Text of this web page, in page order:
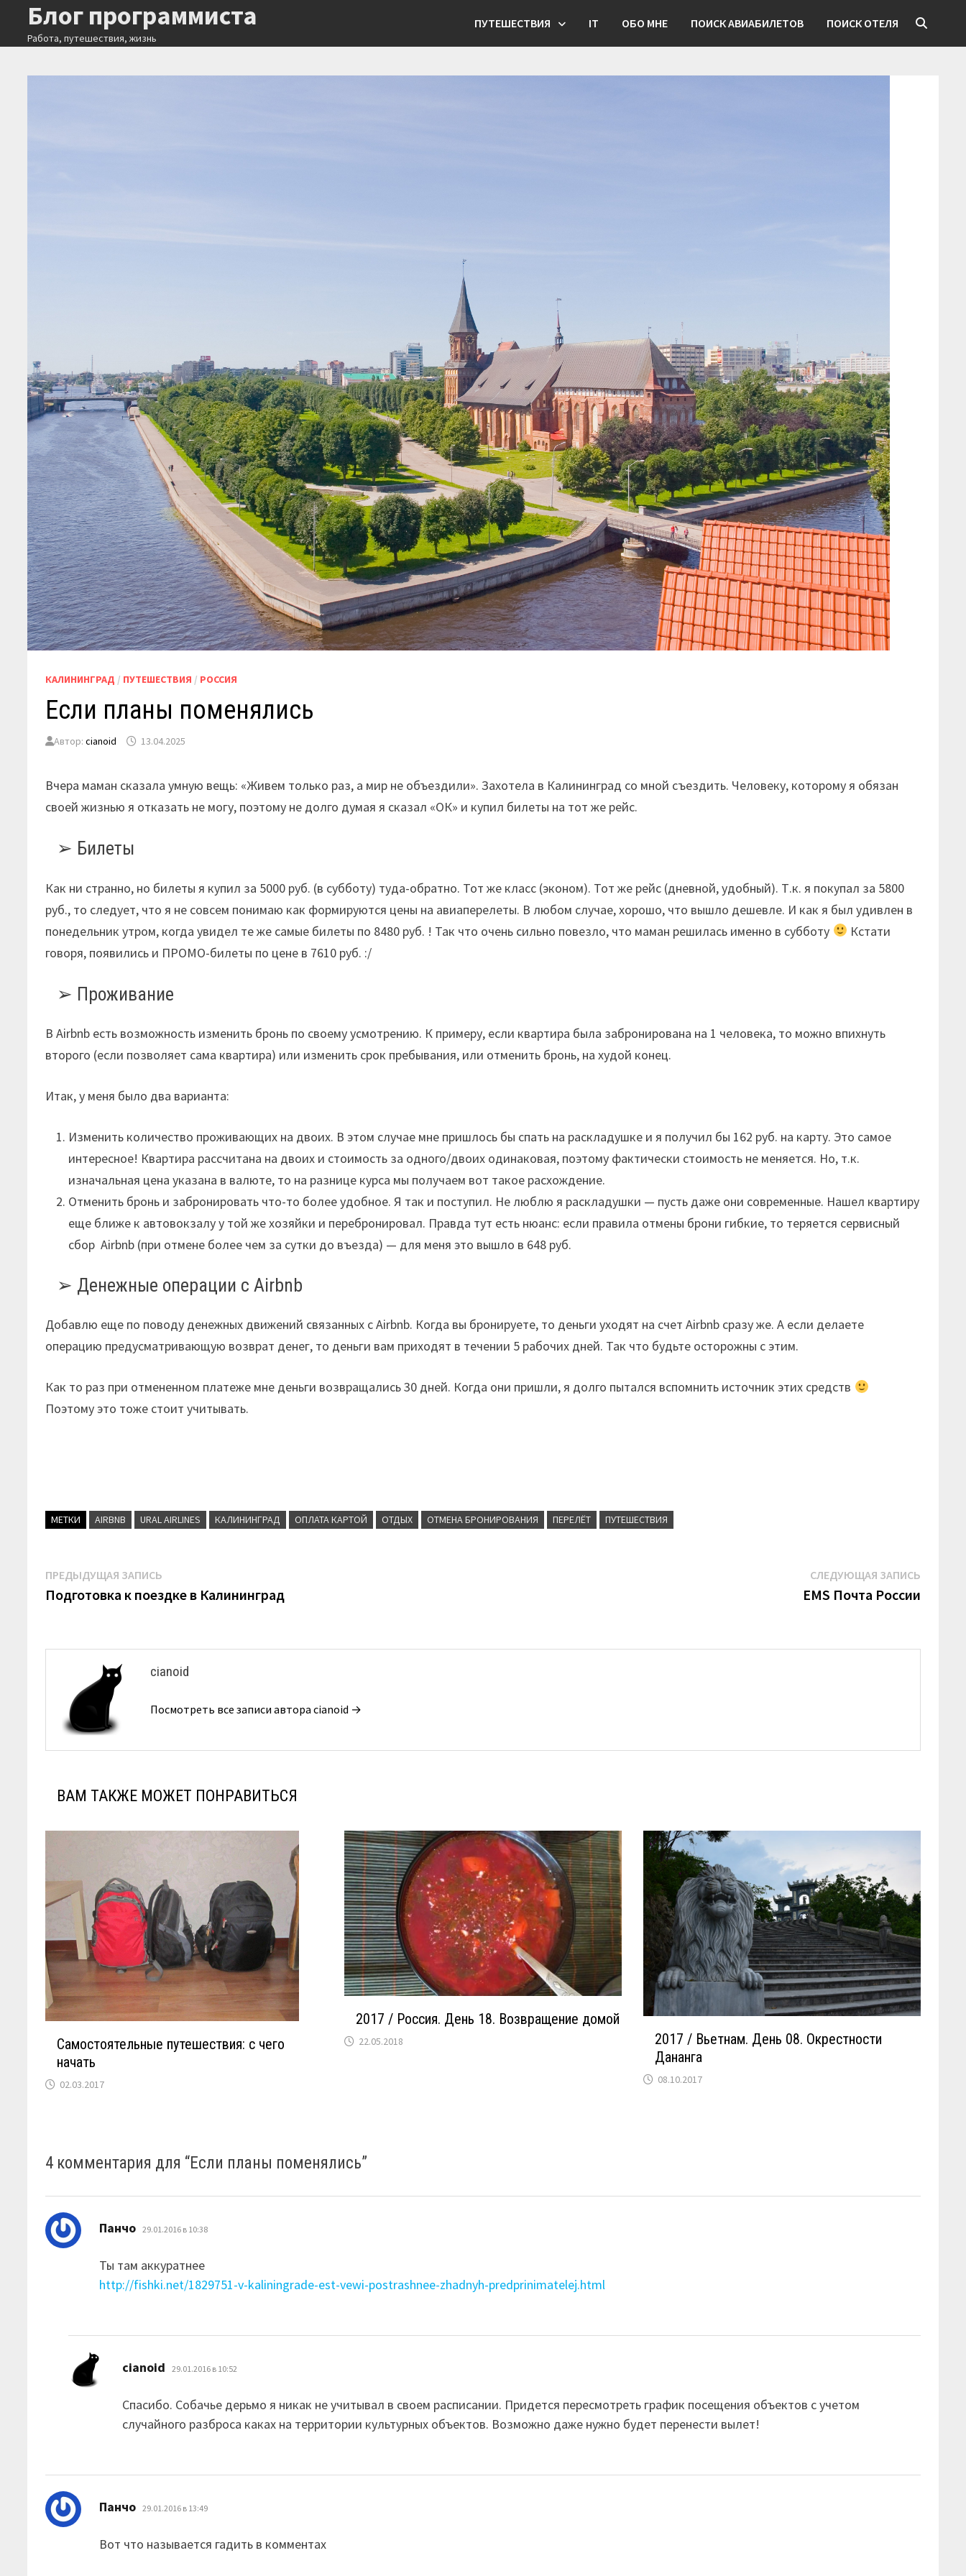
Перейти
содержимому
Блог программиста
Работа, путешествия, жизнь
ПУТЕШЕСТВИЯ IT ОБО МНЕ ПОИСК АВИАБИЛЕТОВ ПОИСК ОТЕЛЯ
КАЛИНИНГРАД / ПУТЕШЕСТВИЯ / РОССИЯ
Если планы поменялись
Автор:cianoid 13.04.2025
Вчера маман сказала умную вещь: «Живем только раз, а мир не объездили». Захотела в Калининград со мной съездить. Человеку, которому я обязан
своей жизнью я отказать не могу, поэтому не долго думая я сказал «ОК» и купил билеты на тот же рейс.
Билеты
Как ни странно, но билеты я купил за 5000 руб. (в субботу) туда-обратно. Тот же класс (эконом). Тот же рейс (дневной, удобный). Т.к. я покупал за 5800
руб., то следует, что я не совсем понимаю как формируются цены на авиаперелеты. В любом случае, хорошо, что вышло дешевле. И как я был удивлен в
понедельник утром, когда увидел те же самые билеты по 8480 руб. ! Так что очень сильно повезло, что маман решилась именно в субботу
Кстати
говоря, появились и ПРОМО-билеты по цене в 7610 руб. :/
Проживание
В Airbnb есть возможность изменить бронь по своему усмотрению. К примеру, если квартира была забронирована на 1 человека, то можно впихнуть
второго (если позволяет сама квартира) или изменить срок пребывания, или отменить бронь, на худой конец.
Итак, у меня было два варианта:
Изменить количество проживающих на двоих. В этом случае мне пришлось бы спать на раскладушке и я получил бы 162 руб. на карту. Это самое
интересное! Квартира рассчитана на двоих и стоимость за одного/двоих одинаковая, поэтому фактически стоимость не меняется. Но, т.к.
изначальная цена указана в валюте, то на разнице курса мы получаем вот такое расхождение.
Отменить бронь и забронировать что-то более удобное. Я так и поступил. Не люблю я раскладушки — пусть даже они современные. Нашел квартиру
еще ближе к автовокзалу у той же хозяйки и перебронировал. Правда тут есть нюанс: если правила отмены брони гибкие, то теряется сервисный
сбор Airbnb (при отмене более чем за сутки до въезда) — для меня это вышло в 648 руб.
Денежные операции с Airbnb
Добавлю еще по поводу денежных движений связанных с Airbnb. Когда вы бронируете, то деньги уходят на счет Airbnb сразу же. А если делаете
операцию предусматривающую возврат денег, то деньги вам приходят в течении 5 рабочих дней. Так что будьте осторожны с этим.
Как то раз при отмененном платеже мне деньги возвращались 30 дней. Когда они пришли, я долго пытался вспомнить источник этих средств
Поэтому это тоже стоит учитывать.
МЕТКИ AIRBNB URAL AIRLINES КАЛИНИНГРАД ОПЛАТА КАРТОЙ ОТДЫХ ОТМЕНА БРОНИРОВАНИЯ ПЕРЕЛЁТ ПУТЕШЕСТВИЯ
Навигация
по
ПРЕДЫДУЩАЯ ЗАПИСЬ
запись:
Подготовка к поездке в Калининград
СЛЕДУЮЩАЯ ЗАПИСЬ
запись:
EMS Почта России
cianoid
Посмотреть все записи автора cianoid →
ВАМ ТАКЖЕ МОЖЕТ ПОНРАВИТЬСЯ
Самостоятельные путешествия: с чего
начать
02.03.2017
2017 / Россия. День 18. Возвращение домой
22.05.2018
2017 / Вьетнам. День 08. Окрестности
Дананга
08.10.2017
4 комментария для “Если планы поменялись”
Панчо 29.01.2016 в 10:38
Ты там аккуратнее
http://fishki.net/1829751-v-kaliningrade-est-vewi-postrashnee-zhadnyh-predprinimatelej.html
cianoid 29.01.2016 в 10:52
Спасибо. Собачье дерьмо я никак не учитывал в своем расписании. Придется пересмотреть график посещения объектов с учетом
случайного разброса каках на территории культурных объектов. Возможно даже нужно будет перенести вылет!
Панчо 29.01.2016 в 13:49
Вот что называется гадить в комментах